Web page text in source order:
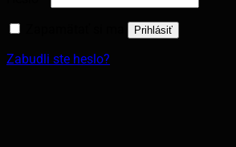
Prihlásiť
Zabudli ste heslo?